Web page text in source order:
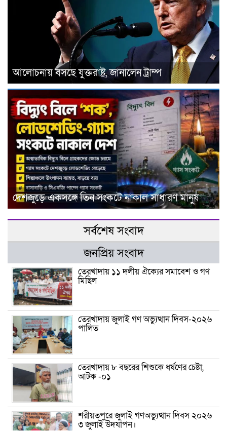
আলোচনায় বসছে যুক্তরাষ্ট্র, জানালেন ট্রাম্প
দেশজুড়ে একসঙ্গে তিন সংকটে নাকাল সাধারণ মানুষ
সর্বশেষ সংবাদ
জনপ্রিয় সংবাদ
তেরখাদায় ১১ দলীয় ঐক্যের সমাবেশ ও গণ
মিছিল
তেরখাদায় জুলাই গণ অভ্যুত্থান দিবস-২০২৬
পালিত
তেরখাদায় ৮ বছরের শিশুকে ধর্ষণের চেষ্টা,
আটক -০১
শরীয়তপুরে জুলাই গণঅভ্যুত্থান দিবস ২০২৬
৩ জুলাই উদযাপন।